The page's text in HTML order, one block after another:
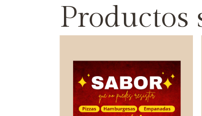
Productos